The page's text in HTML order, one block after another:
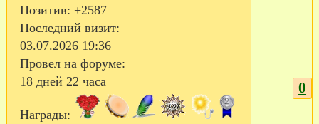
Позитив: +2587
Последний визит:
03.07.2026 19:36
Провел на форуме:
18 дней 22 часа
Награды:
0